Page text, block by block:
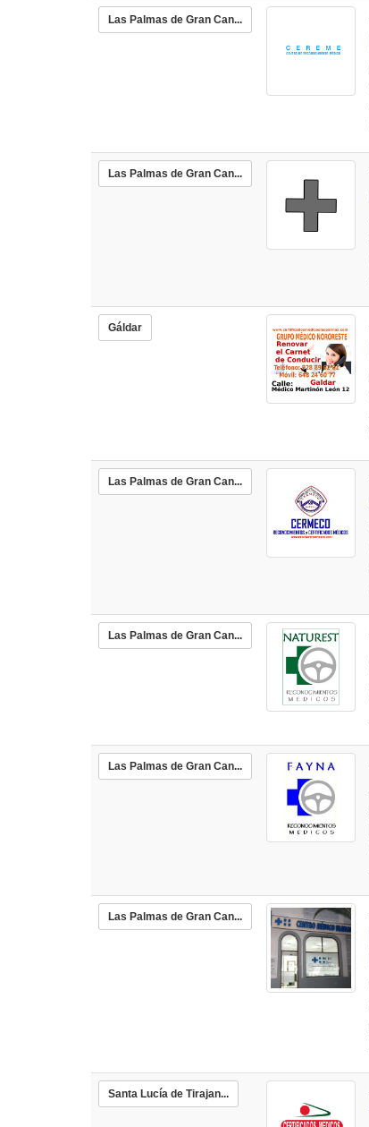
Las Palmas de Gran Can...
Las Palmas de Gran Can...
Gáldar
Las Palmas de Gran Can...
Las Palmas de Gran Can...
Las Palmas de Gran Can...
Las Palmas de Gran Can...
Santa Lucía de Tirajan...